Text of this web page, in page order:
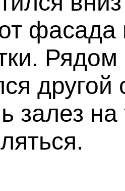
фасада
другой
залез